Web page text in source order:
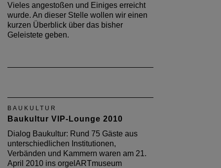
Vieles angestoßen und Einiges erreicht
wurde. An dieser Stelle wollen wir einen
kurzen Überblick über das bisher
Geleistete geben.
BAUKULTUR
Baukultur VIP-Lounge 2010
Dialog Baukultur: Rund 75 Gäste aus
unterschiedlichen Institutionen,
Verbänden und Kammern waren am 21.
April 2010 ins orgelARTmuseum